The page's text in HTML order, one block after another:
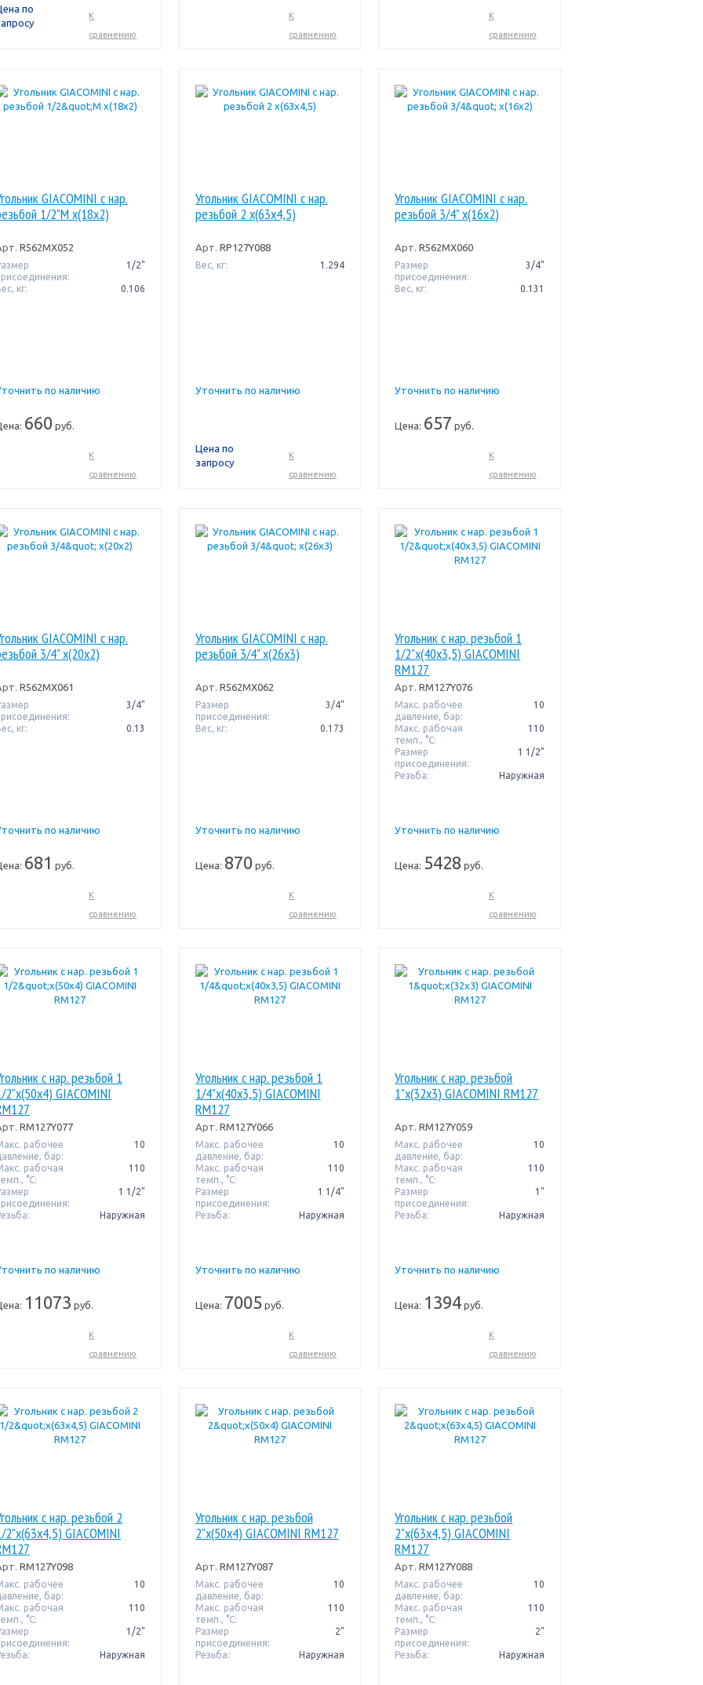
по
К
сравнению
К
сравнению
К
сравнению
GIACOMINI с нар.
1/2"M x(18x2)
R562MX052
1/2"
кг: 0.106
по наличию
660 руб.
К
сравнению
Угольник GIACOMINI с нар.
резьбой 2 x(63x4,5)
Арт. RP127Y088
Вес, кг: 1.294
Уточнить по наличию
Цена по
запросу
К
сравнению
Угольник GIACOMINI с нар.
резьбой 3/4" x(16x2)
Арт. R562MX060
Размер
присоединения:
3/4"
Вес, кг: 0.131
Уточнить по наличию
Цена: 657 руб.
К
сравнению
GIACOMINI с нар.
3/4" x(20x2)
R562MX061
3/4"
кг: 0.13
по наличию
681 руб.
К
сравнению
Угольник GIACOMINI с нар.
резьбой 3/4" x(26x3)
Арт. R562MX062
Размер
присоединения:
3/4"
Вес, кг: 0.173
Уточнить по наличию
Цена: 870 руб.
К
сравнению
Угольник с нар. резьбой 1
1/2"x(40x3,5) GIACOMINI
RM127
Арт. RM127Y076
Макс. рабочее
давление, бар:
10
Макс. рабочая
темп., °С:
110
Размер
присоединения:
1 1/2"
Резьба: Наружная
Уточнить по наличию
Цена: 5428 руб.
К
сравнению
с нар. резьбой 1
2"x(50x4) GIACOMINI
RM127Y077
рабочее
бар:
10
рабочая
°С:
110
1 1/2"
Наружная
по наличию
11073 руб.
К
сравнению
Угольник с нар. резьбой 1
1/4"x(40x3,5) GIACOMINI
RM127
Арт. RM127Y066
Макс. рабочее
давление, бар:
10
Макс. рабочая
темп., °С:
110
Размер
присоединения:
1 1/4"
Резьба: Наружная
Уточнить по наличию
Цена: 7005 руб.
К
сравнению
Угольник с нар. резьбой
1"x(32x3) GIACOMINI RM127
Арт. RM127Y059
Макс. рабочее
давление, бар:
10
Макс. рабочая
темп., °С:
110
Размер
присоединения:
1"
Резьба: Наружная
Уточнить по наличию
Цена: 1394 руб.
К
сравнению
с нар. резьбой 2
2"x(63x4,5) GIACOMINI
RM127Y098
рабочее
бар:
10
рабочая
°С:
110
1/2"
Наружная
Угольник с нар. резьбой
2"x(50x4) GIACOMINI RM127
Арт. RM127Y087
Макс. рабочее
давление, бар:
10
Макс. рабочая
темп., °С:
110
Размер
присоединения:
2"
Резьба: Наружная
Угольник с нар. резьбой
2"x(63x4,5) GIACOMINI
RM127
Арт. RM127Y088
Макс. рабочее
давление, бар:
10
Макс. рабочая
темп., °С:
110
Размер
присоединения:
2"
Резьба: Наружная